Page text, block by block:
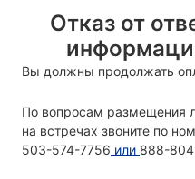
Отказ от
Вы должны продолжать
По вопросам размещения
на встречах звоните по
503-574-7756 или 888-